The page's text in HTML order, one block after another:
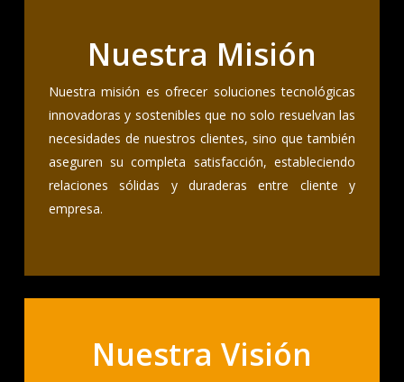
Nuestra Misión
Nuestra misión es ofrecer soluciones tecnológicas
innovadoras y sostenibles que no solo resuelvan las
necesidades de nuestros clientes, sino que también
aseguren su completa satisfacción, estableciendo
relaciones sólidas y duraderas entre cliente y
empresa.
Nuestra Visión